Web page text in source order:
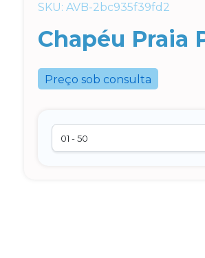
SKU: AVB-2bc935f39fd2
Chapéu Praia
Preço sob consulta